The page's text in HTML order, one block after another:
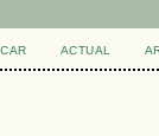
ACTUAL